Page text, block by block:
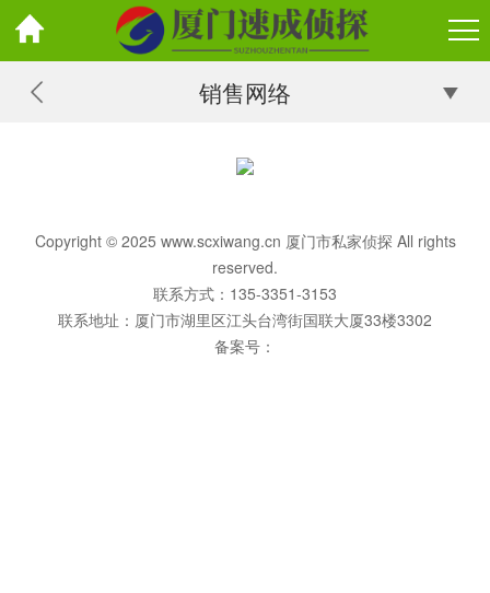
销售网络
Copyright © 2025 www.scxiwang.cn 厦门市私家侦探 All rights
reserved.
联系方式：135-3351-3153
联系地址：厦门市湖里区江头台湾街国联大厦33楼3302
备案号：